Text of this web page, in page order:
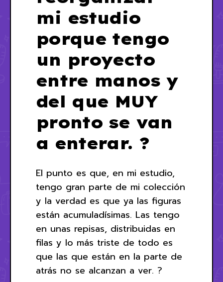
mi estudio
porque tengo
un proyecto
entre manos y
del que MUY
pronto se van
a enterar. ?
El punto es que, en mi estudio,
tengo gran parte de mi colección
y la verdad es que ya las figuras
están acumuladísimas. Las tengo
en unas repisas, distribuidas en
filas y lo más triste de todo es
que las que están en la parte de
atrás no se alcanzan a ver. ?